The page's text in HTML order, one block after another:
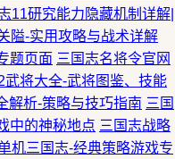
11研究能力隐藏机制详解|
隘-实用攻略与战术详解
题页面 三国志名将令官网
武将大全-武将图鉴、技能
解析-策略与技巧指南 三国
中的神秘地点 三国志战略
机三国志-经典策略游戏专